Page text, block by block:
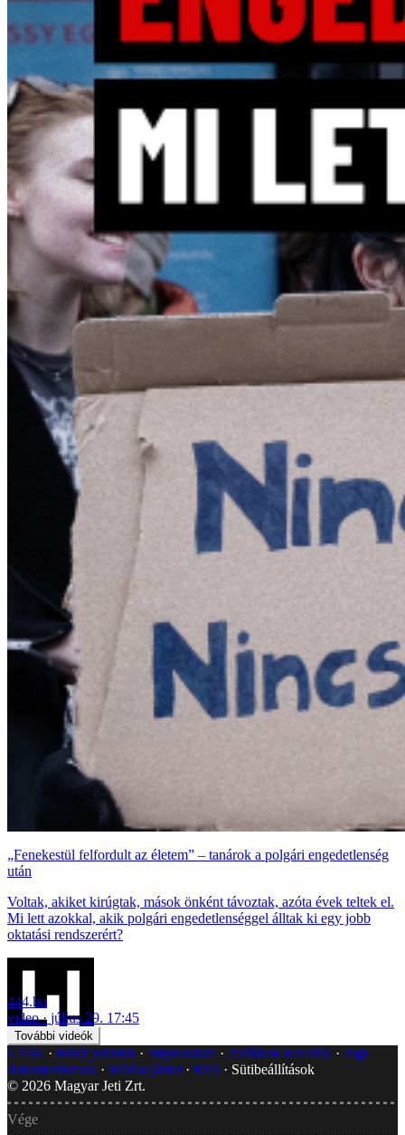
„Fenekestül felfordult az életem” – tanárok a polgári engedetlenség
után
Voltak, akiket kirúgtak, mások önként távoztak, azóta évek teltek el.
Mi lett azokkal, akik polgári engedetlenséggel álltak ki egy jobb
oktatási rendszerért?
444.hu
video
július 29. 17:45
További videók
GYIK Hibát jelentek Impresszum Javítások kezelése
Jogi
dokumentumok
Médiaajánlat RSS
Sütibeállítások
© 2026 Magyar Jeti Zrt.
Vége